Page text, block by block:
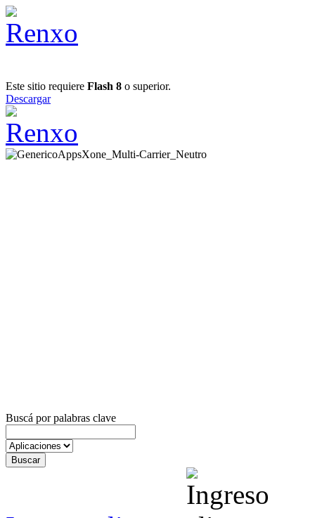
Este sitio requiere Flash 8 o superior.
Descargar
Buscá por palabras clave